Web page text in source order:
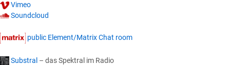
Vimeo
Soundcloud
public Element/Matrix Chat room
Substral – das Spektral im Radio